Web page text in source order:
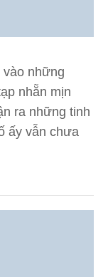
vào những
nhẵn mịn
ra những tinh
ấy vẫn chưa